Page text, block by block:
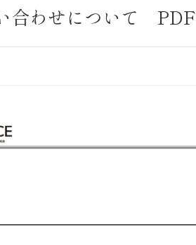
インバウンド送客事業
合わせについて PDF